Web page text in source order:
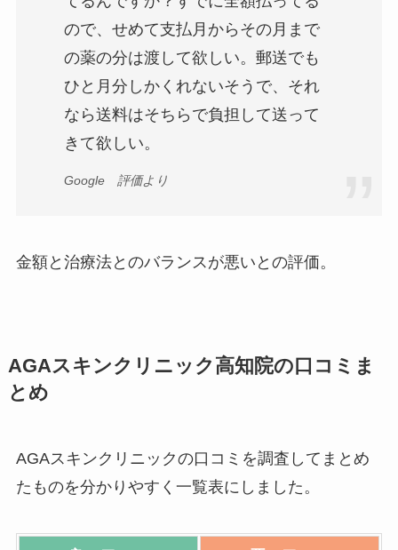
ので、せめて支払月からその月まで
の薬の分は渡して欲しい。郵送でも
ひと月分しかくれないそうで、それ
なら送料はそちらで負担して送って
きて欲しい。
Google 評価より
金額と治療法とのバランスが悪いとの評価。
AGAスキンクリニック高知院の口コミま
とめ
AGAスキンクリニックの口コミを調査してまとめ
たものを分かりやすく一覧表にしました。